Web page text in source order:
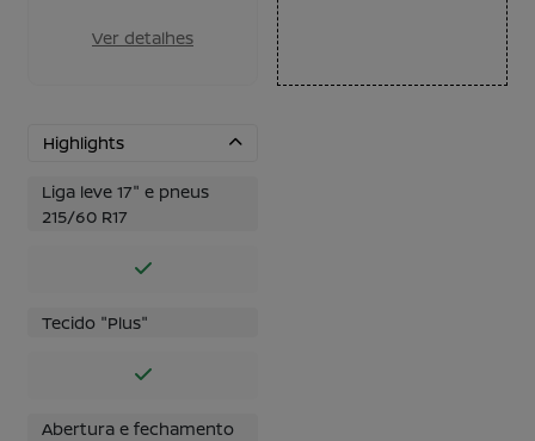
Ver detalhes
Highlights
Liga leve 17" e pneus
215/60 R17
Tecido "Plus"
Abertura e fechamento